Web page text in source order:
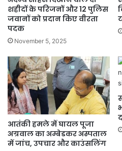
शहीदों के परिजनों और 12 पुलिस
जवानों को प्रदान किए वीरता
पदक
November 5, 2025
आतंकी हमले में घायल पूजा
अग्रवाल का अम्बेडकर अस्पताल
में जांच, उपचार और काउंसलिंग